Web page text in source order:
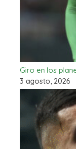
Giro en los
3 agosto, 2026